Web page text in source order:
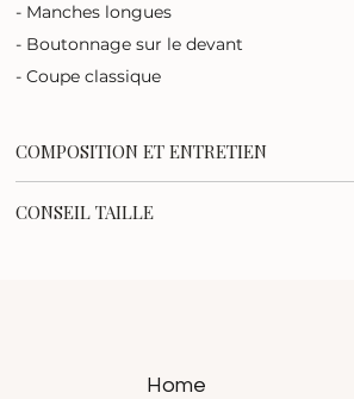
- Manches longues
- Boutonnage sur le devant
- Coupe classique
COMPOSITION ET ENTRETIEN
Lavage en machine, demi-charge,
CONSEIL TAILLE
Home